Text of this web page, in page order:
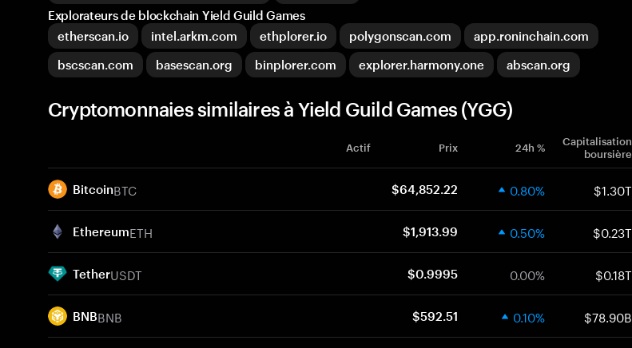
Explorateurs de blockchain Yield Guild Games
etherscan.io
intel.arkm.com ethplorer.io polygonscan.com
app.roninchain.com
bscscan.com
basescan.org binplorer.com explorer.harmony.one abscan.org
Cryptomonnaies similaires à Yield Guild Games (YGG)
Actif Prix 24h %
Capitalisation
boursière
BitcoinBTC $64,852.22 0.80% $1.30T
EthereumETH $1,913.99 0.50% $0.23T
TetherUSDT $0.9995 0.00% $0.18T
BNBBNB $592.51 0.10% $78.90B